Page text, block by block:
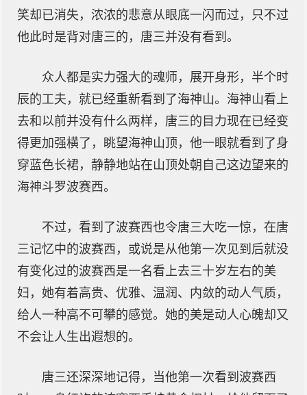
笑却已消失，浓浓的悲意从眼底一闪而过，只不过
他此时是背对唐三的，唐三并没有看到。
众人都是实力强大的魂师，展开身形，半个时
辰的工夫，就已经重新看到了海神山。海神山看上
去和以前并没有什么两样，唐三的目力现在已经变
得更加强横了，眺望海神山顶，他一眼就看到了身
穿蓝色长裙，静静地站在山顶处朝自己这边望来的
海神斗罗波赛西。
不过，看到了波赛西也令唐三大吃一惊，在唐
三记忆中的波赛西，或说是从他第一次见到后就没
有变化过的波赛西是一名看上去三十岁左右的美
妇，她有着高贵、优雅、温润、内敛的动人气质，
给人一种高不可攀的感觉。她的美是动人心魄却又
不会让人生出遐想的。
唐三还深深地记得，当他第一次看到波赛西